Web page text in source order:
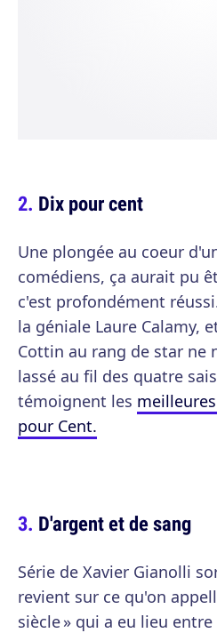
Dix pour cent
Une plongée au coeur
comédiens, ça aurait pu
c'est profondément
la géniale Laure Calamy,
Cottin au rang de star ne
lassé au fil des quatre
témoignent les
pour Cent.
D'argent et de sang
Série de Xavier Gianolli
revient sur ce qu'on
siècle » qui a eu lieu